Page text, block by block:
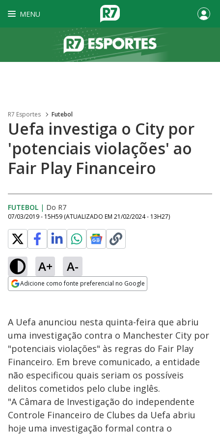
MENU
R7 Esportes Futebol
Uefa investiga o City por
'potenciais violações' ao
Fair Play Financeiro
FUTEBOL | Do R7
07/03/2019 - 15H59 (ATUALIZADO EM 21/02/2024 - 13H27)
A+ A-
Adicione como fonte preferencial no Google
A Uefa anunciou nesta quinta-feira que abriu
uma investigação contra o Manchester City por
"potenciais violações" às regras do Fair Play
Financeiro. Em breve comunicado, a entidade
não especificou quais seriam os possíveis
delitos cometidos pelo clube inglês.
"A Câmara de Investigação do independente
Controle Financeiro de Clubes da Uefa abriu
hoje uma investigação formal contra o